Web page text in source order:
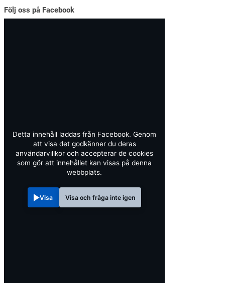
Följ oss på Facebook
Detta innehåll laddas från Facebook. Genom
att visa det godkänner du deras
användarvillkor och accepterar de cookies
som gör att innehållet kan visas på denna
webbplats.
Visa Visa och fråga inte igen